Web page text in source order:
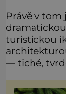
Právě v tom
turistickou
— tiché,